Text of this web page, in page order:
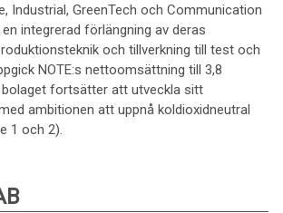
Industrial, GreenTech och Communication
integrerad förlängning av deras
och tillverkning till test och
NOTE:s nettoomsättning till 3,8
bolaget fortsätter att utveckla sitt
ambitionen att uppnå koldioxidneutral
1 och 2).